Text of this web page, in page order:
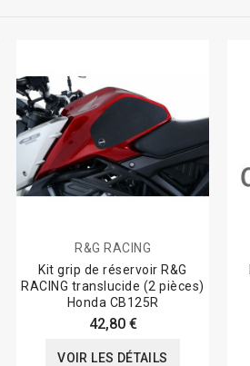
R&G RACING
Kit grip de réservoir R&G
RACING translucide (2 pièces)
Honda CB125R
42,80 €
VOIR LES DÉTAILS